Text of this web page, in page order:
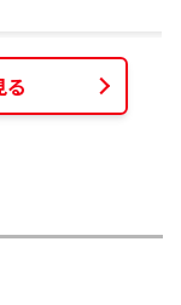
る